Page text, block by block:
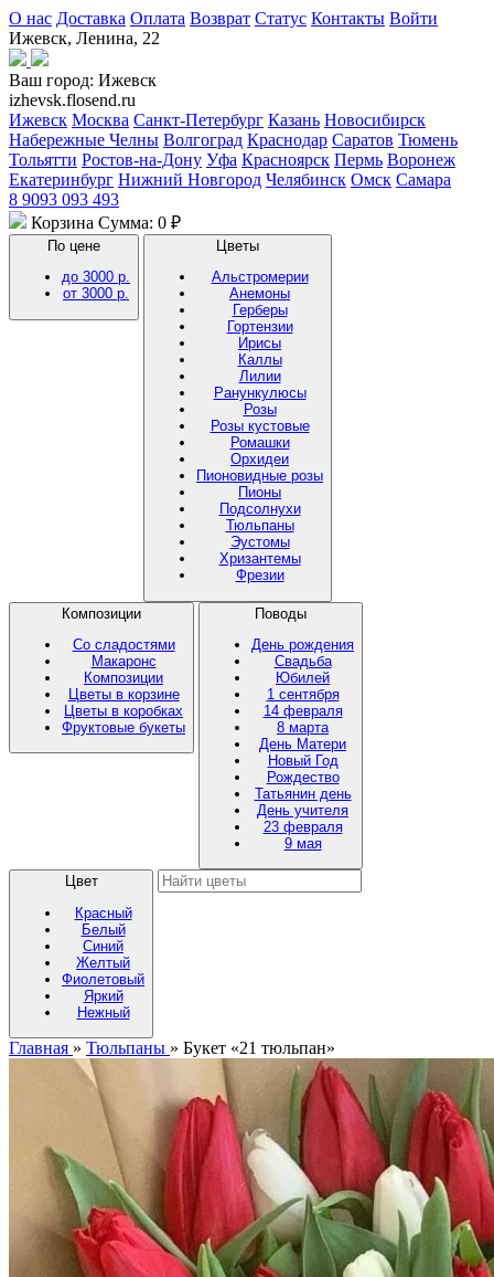
О нас Доставка Оплата Возврат Статус Контакты Войти
Ижевск, Ленина, 22
Ваш город: Ижевск
izhevsk.flosend.ru
Ижевск Москва Санкт-Петербург Казань Новосибирск
Набережные Челны Волгоград Краснодар Саратов Тюмень
Тольятти Ростов-на-Дону Уфа Красноярск Пермь Воронеж
Екатеринбург Нижний Новгород Челябинск Омск Самара
8 9093 093 493
Корзина Сумма: 0 ₽
По цене
до 3000 р.
от 3000 р.
Цветы
Альстромерии
Анемоны
Герберы
Гортензии
Ирисы
Каллы
Лилии
Ранункулюсы
Розы
Розы кустовые
Ромашки
Орхидеи
Пионовидные розы
Пионы
Подсолнухи
Тюльпаны
Эустомы
Хризантемы
Фрезии
Композиции
Со сладостями
Макаронс
Композиции
Цветы в корзине
Цветы в коробках
Фруктовые букеты
Поводы
День рождения
Свадьба
Юбилей
1 сентября
14 февраля
8 марта
День Матери
Новый Год
Рождество
Татьянин день
День учителя
23 февраля
9 мая
Цвет
Красный
Белый
Синий
Желтый
Фиолетовый
Яркий
Нежный
Главная » Тюльпаны » Букет «21 тюльпан»